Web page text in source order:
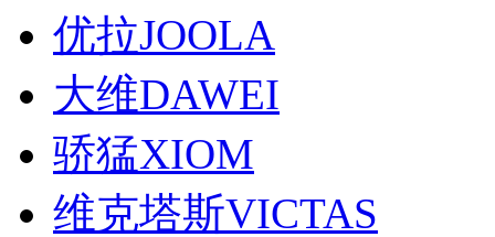
优拉JOOLA
大维DAWEI
骄猛XIOM
维克塔斯VICTAS